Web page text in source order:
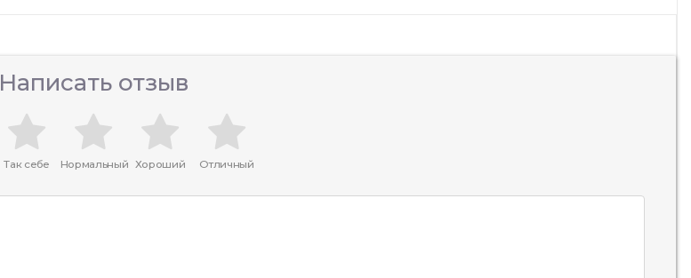
Написать отзыв
Так себе Нормальный Хороший Отличный